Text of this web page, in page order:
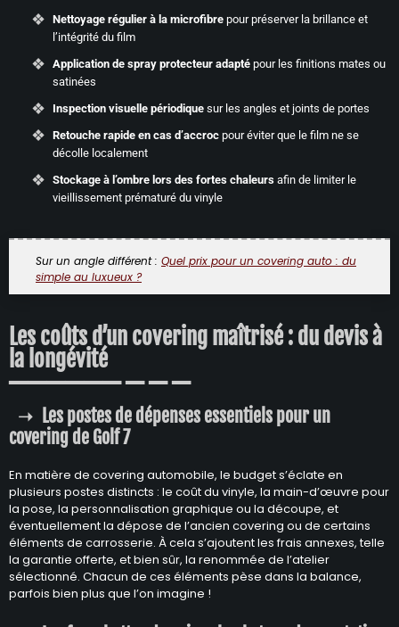
Nettoyage régulier à la microfibre pour préserver la brillance et
l’intégrité du film
Application de spray protecteur adapté pour les finitions mates ou
satinées
Inspection visuelle périodique sur les angles et joints de portes
Retouche rapide en cas d’accroc pour éviter que le film ne se
décolle localement
Stockage à l’ombre lors des fortes chaleurs afin de limiter le
vieillissement prématuré du vinyle
Sur un angle différent : Quel prix pour un covering auto : du
simple au luxueux ?
Les coûts d’un covering maîtrisé : du devis à
la longévité
Les postes de dépenses essentiels pour un
covering de Golf 7
En matière de covering automobile, le budget s’éclate en
plusieurs postes distincts : le coût du vinyle, la main-d’œuvre pour
la pose, la personnalisation graphique ou la découpe, et
éventuellement la dépose de l’ancien covering ou de certains
éléments de carrosserie. À cela s’ajoutent les frais annexes, telle
la garantie offerte, et bien sûr, la renommée de l’atelier
sélectionné. Chacun de ces éléments pèse dans la balance,
parfois bien plus que l’on imagine !